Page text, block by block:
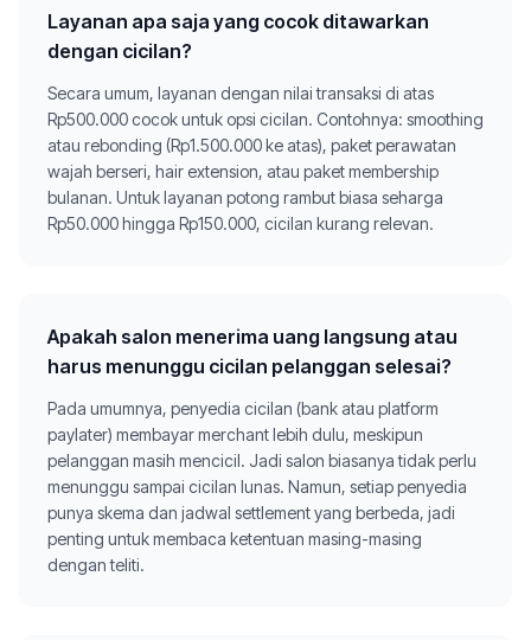
Layanan apa saja yang cocok ditawarkan
dengan cicilan?
Secara umum, layanan dengan nilai transaksi di atas
Rp500.000 cocok untuk opsi cicilan. Contohnya: smoothing
atau rebonding (Rp1.500.000 ke atas), paket perawatan
wajah berseri, hair extension, atau paket membership
bulanan. Untuk layanan potong rambut biasa seharga
Rp50.000 hingga Rp150.000, cicilan kurang relevan.
Apakah salon menerima uang langsung atau
harus menunggu cicilan pelanggan selesai?
Pada umumnya, penyedia cicilan (bank atau platform
paylater) membayar merchant lebih dulu, meskipun
pelanggan masih mencicil. Jadi salon biasanya tidak perlu
menunggu sampai cicilan lunas. Namun, setiap penyedia
punya skema dan jadwal settlement yang berbeda, jadi
penting untuk membaca ketentuan masing-masing
dengan teliti.